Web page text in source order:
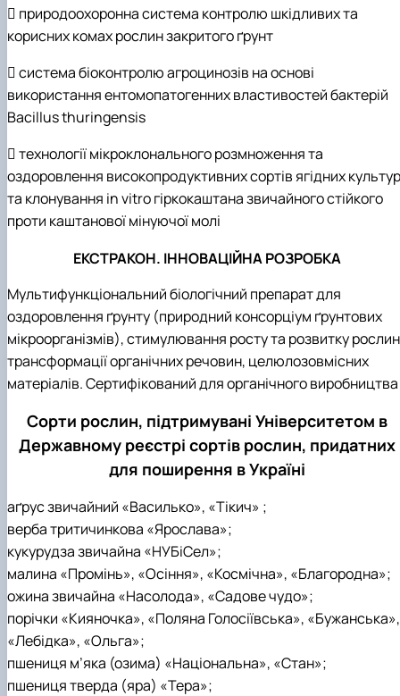
 природоохоронна система контролю шкідливих та
корисних комах рослин закритого ґрунт
 система біоконтролю агроцинозів на основі
використання ентомопатогенних властивостей бактерій
Bacillus thuringensis
 технології мікроклонального розмноження та
оздоровлення високопродуктивних сортів ягідних культур
та клонування in vitro гіркокаштана звичайного стійкого
проти каштанової мінуючої молі
ЕКСТРАКОН. ІННОВАЦІЙНА РОЗРОБКА
Мультифункціональний біологічний препарат для
оздоровлення ґрунту (природний консорціум ґрунтових
мікроорганізмів), стимулювання росту та розвитку
трансформації органічних речовин, целюлозовмісних
матеріалів. Сертифікований для органічного виробництва
Сорти рослин, підтримувані Університетом в
Державному реєстрі сортів рослин, придатних
для поширення в Україні
аґрус звичайний «Василько», «Тікич» ;
верба тритичинкова «Ярослава»;
кукурудза звичайна «НУБіСел»;
малина «Промінь», «Осіння», «Космічна», «Благородна»;
ожина звичайна «Насолода», «Садове чудо»;
порічки «Кияночка», «Поляна Голосіївська», «Бужанська»,
«Лебідка», «Ольга»;
пшениця м’яка (озима) «Національна», «Стан»;
пшениця тверда (яра) «Тера»;